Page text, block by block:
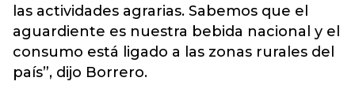
las actividades agrarias. Sabemos que el
aguardiente es nuestra bebida nacional y el
consumo está ligado a las zonas rurales del
país”, dijo Borrero.